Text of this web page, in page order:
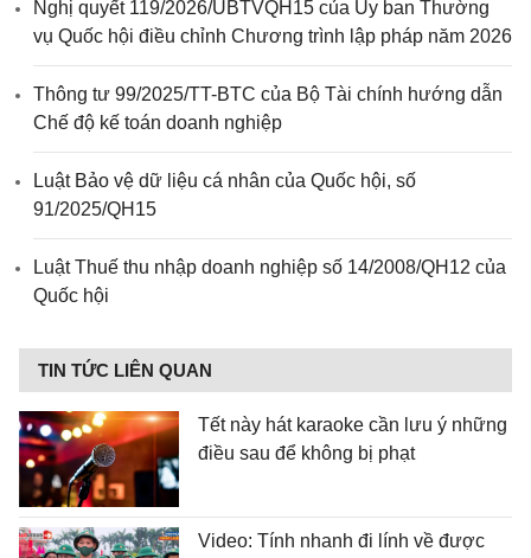
Nghị quyết 119/2026/UBTVQH15 của Ủy ban Thường
vụ Quốc hội điều chỉnh Chương trình lập pháp năm 2026
Thông tư 99/2025/TT-BTC của Bộ Tài chính hướng dẫn
Chế độ kế toán doanh nghiệp
Luật Bảo vệ dữ liệu cá nhân của Quốc hội, số
91/2025/QH15
Luật Thuế thu nhập doanh nghiệp số 14/2008/QH12 của
Quốc hội
TIN TỨC LIÊN QUAN
Tết này hát karaoke cần lưu ý những
điều sau để không bị phạt
Video: Tính nhanh đi lính về được